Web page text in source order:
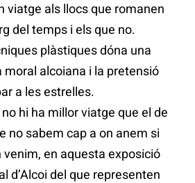
viatge als llocs que romanen
del temps i els que no.
plàstiques dóna una
moral alcoiana i la pretensió
a les estrelles.
hi ha millor viatge que el de
no sabem cap a on anem si
venim, en aquesta exposició
d’Alcoi del que representen